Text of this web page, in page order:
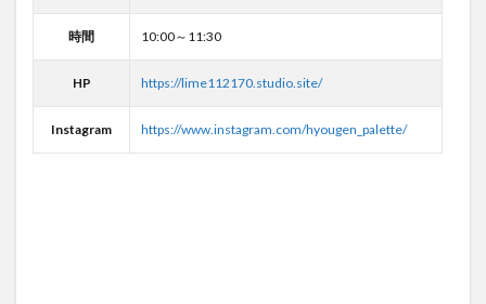
時間 10:00～11:30
HP https://lime112170.studio.site/
Instagram https://www.instagram.com/hyougen_palette/